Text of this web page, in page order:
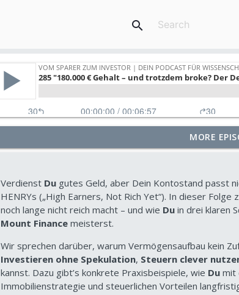
search
295 Bundesanleihen: sicher, aber macht dich das
294 KI ist die Zukunft, aber KI-Fonds zu kaufen ist
Vom Sparer zum Investor | Dein Podcast für wissenschaftliches
293 Kapitalgedeckte Altersvorsorge: Wie du
Vom Sparer zum Investor | Dein Podcast für wissenschaftliches
292 Ruhestandsplanung: Warum die meisten
MORE
Verdienst Dugutes Geld, aber Dein Kontostand passt
HENRYs („High Earners, Not Rich Yet“). In dieser Folge
noch lange nicht reich macht – und wie Duin drei klaren
Mount Financemeisterst.
Wir sprechen darüber, warum Vermögensaufbau kein
Investieren ohne Spekulation, Steuern clever
kannst. Dazu gibt’s konkrete Praxisbeispiele, wie Dumit
Immobilienstrategie und steuerlichen Vorteilen